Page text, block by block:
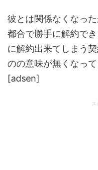
彼とは関係なくなっ
都合で勝手に解約で
に解約出来てしまう
のの意味が無くなって
[adsen]